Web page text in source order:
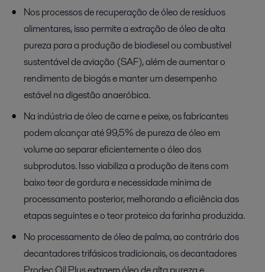
Nos processos de recuperação de óleo de resíduos
alimentares, isso permite a extração de óleo de alta
pureza para a produção de biodiesel ou combustível
sustentável de aviação (SAF), além de aumentar o
rendimento de biogás e manter um desempenho
estável na digestão anaeróbica.
Na indústria de óleo de carne e peixe, os fabricantes
podem alcançar até 99,5% de pureza de óleo em
volume ao separar eficientemente o óleo dos
subprodutos. Isso viabiliza a produção de itens com
baixo teor de gordura e necessidade mínima de
processamento posterior, melhorando a eficiência das
etapas seguintes e o teor proteico da farinha produzida.
No processamento de óleo de palma, ao contrário dos
decantadores trifásicos tradicionais, os decantadores